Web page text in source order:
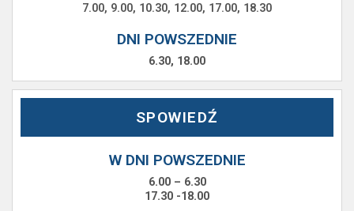
7.00, 9.00, 10.30, 12.00, 17.00, 18.30
DNI POWSZEDNIE
6.30, 18.00
SPOWIEDŹ
W DNI POWSZEDNIE
6.00 – 6.30
17.30 -18.00